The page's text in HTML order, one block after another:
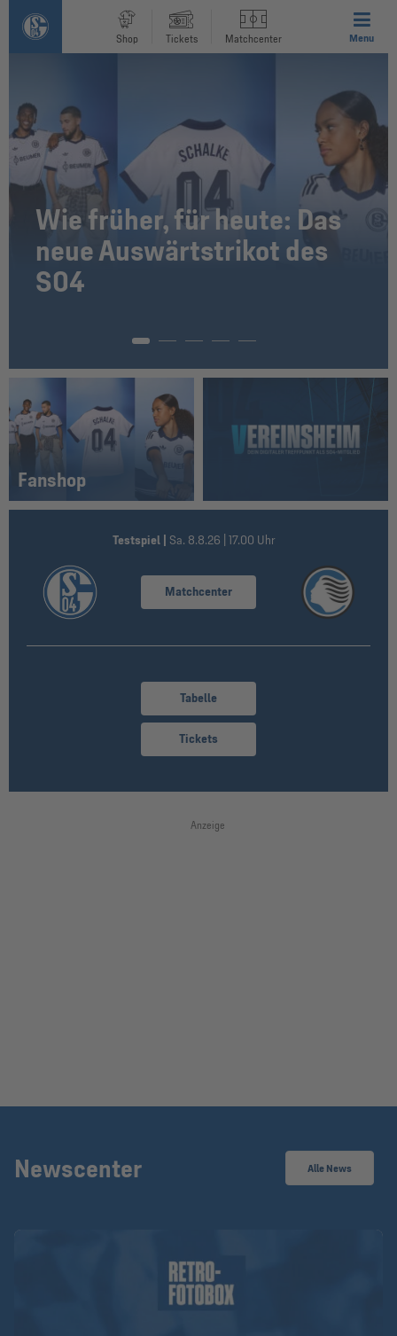
Shop Tickets Matchcenter Menu
Wie früher, für heute: Das
neue Auswärtstrikot des
S04
Fanshop
Testspiel | Sa. 8.8.26 | 17.00 Uhr
Matchcenter
Tabelle
Tickets
Anzeige
Newscenter Alle News